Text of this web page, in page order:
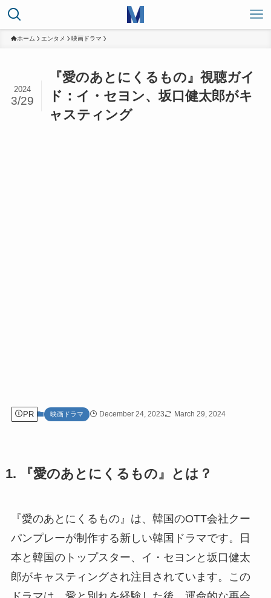
ホーム エンタメ 映画ドラマ
『愛のあとにくるもの』視聴ガイ
ド：イ・セヨン、坂口健太郎がキ
ャスティング
2024
3/29
PR 映画ドラマ December 24, 2023 March 29, 2024
1. 『愛のあとにくるもの』とは？
『愛のあとにくるもの』は、韓国のOTT会社クー
パンプレーが制作する新しい韓国ドラマです。日
本と韓国のトップスター、イ・セヨンと坂口健太
郎がキャスティングされ注目されています。この